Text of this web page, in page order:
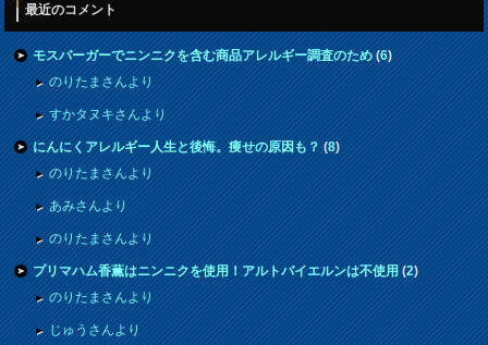
最近のコメント
モスバーガーでニンニクを含む商品アレルギー調査のため(6)
のりたまさんより
すかタヌキさんより
にんにくアレルギー人生と後悔。痩せの原因も？(8)
のりたまさんより
あみさんより
のりたまさんより
プリマハム香薫はニンニクを使用！アルトバイエルンは不使用(2)
のりたまさんより
じゅうさんより